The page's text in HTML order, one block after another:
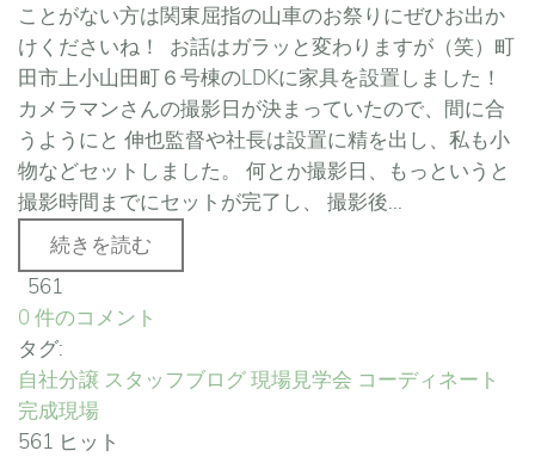
ことがない方は関東屈指の山車のお祭りにぜひお出か
けくださいね！ お話はガラッと変わりますが（笑）町
田市上小山田町６号棟のLDKに家具を設置しました！
カメラマンさんの撮影日が決まっていたので、間に合
うようにと 伸也監督や社長は設置に精を出し、私も小
物などセットしました。 何とか撮影日、もっというと
撮影時間までにセットが完了し、 撮影後...
続きを読む
561
0 件のコメント
タグ:
自社分譲 スタッフブログ現場見学会 コーディネート
完成現場
561 ヒット